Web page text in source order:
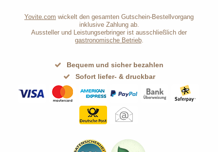
Yovite.com wickelt den gesamten Gutschein-Bestellvorgang
inklusive Zahlung ab.
Aussteller und Leistungserbringer ist ausschließlich der
gastronomische Betrieb.
Bequem und sicher bezahlen
Sofort liefer- & druckbar